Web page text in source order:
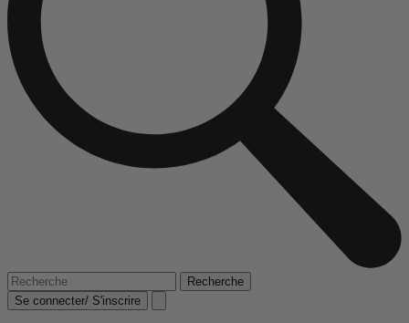
Se connecter/ S'inscrire